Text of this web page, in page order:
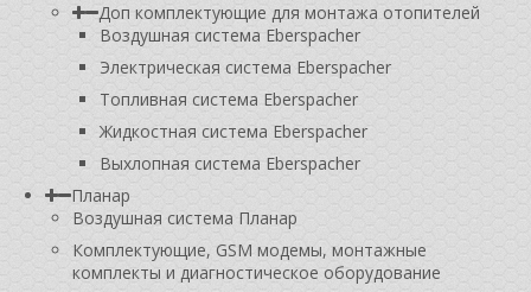
Доп комплектующие для монтажа отопителей
Воздушная система Eberspacher
Электрическая система Eberspacher
Топливная система Eberspacher
Жидкостная система Eberspacher
Выхлопная система Eberspacher
Планар
Воздушная система Планар
Комплектующие, GSM модемы, монтажные
комплекты и диагностическое оборудование